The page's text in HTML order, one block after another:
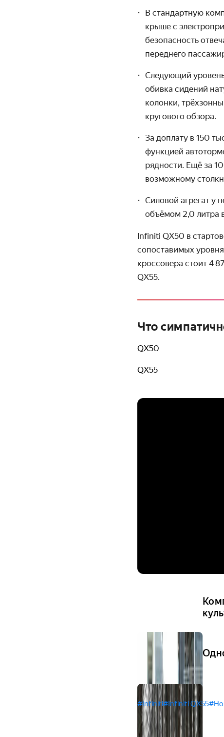
В стандартную
крыше с
безопасность
переднего
Следующий
обивка сидений
колонки,
кругового обзора.
За доплату в 150
функцией
рядности. Ещё за
возможному
Силовой агрегат у
объёмом 2,0 литра
Infiniti QX50 в
сопоставимых
кроссовера стоит 4
QX55.
Что
QX50
QX55
#Infiniti#Infiniti QX55